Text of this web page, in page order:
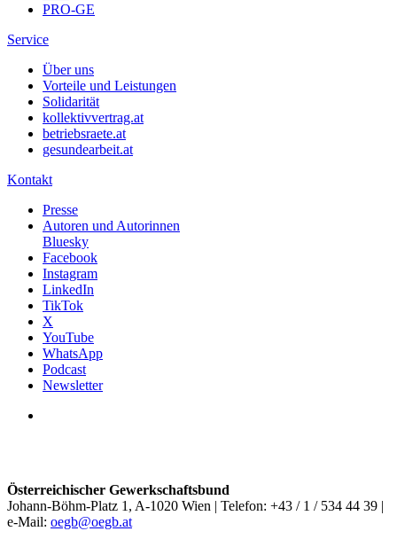
PRO-GE
Service
Über uns
Vorteile und Leistungen
Solidarität
kollektivvertrag.at
betriebsraete.at
gesundearbeit.at
Kontakt
Presse
Autoren und Autorinnen
Bluesky
Facebook
Instagram
LinkedIn
TikTok
X
YouTube
WhatsApp
Podcast
Newsletter
Österreichischer Gewerkschaftsbund
Johann-Böhm-Platz 1, A-1020 Wien | Telefon: +43 / 1 / 534 44 39 |
e-Mail: oegb@oegb.at